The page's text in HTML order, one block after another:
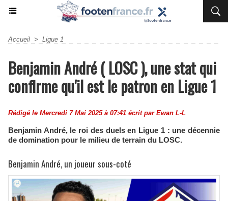
Accueil > Ligue 1
Benjamin André ( LOSC ), une stat qui
confirme qu'il est le patron en Ligue 1
Rédigé le Mercredi 7 Mai 2025 à 07:41 écrit par Ewan L-L
Benjamin André, le roi des duels en Ligue 1 : une décennie
de domination pour le milieu de terrain du LOSC.
Benjamin André, un joueur sous-coté